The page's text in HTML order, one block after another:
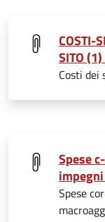
COSTI-
SITO
Costi dei
Spese
Spese